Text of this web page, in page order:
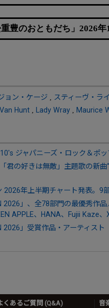
重豊のおともだち」2026
ョン・ケージ
スティーヴ・ラ
Van Hunt Lady Wray Maurice
ジャパニーズ・ロック＆ポ
君の好きは無敵」主題歌の新
2026年上半期チャート発表。9
2026」、全78部門の最優秀作
APPLE、HANA、Fujii Kaze
2026」受賞作品・アーティスト
くあるご質問 (Q&A) 音